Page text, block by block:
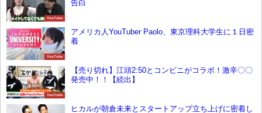
YouTube
告白
YouTube
アメリカ人YouTuber Paolo、東京理科大学生に１日密
着
YouTube
【売り切れ】江頭2:50とコンビニがコラボ！激辛〇〇
発売中！！【続出】
ヒカルが朝倉未来とスタートアップ立ち上げに密着し